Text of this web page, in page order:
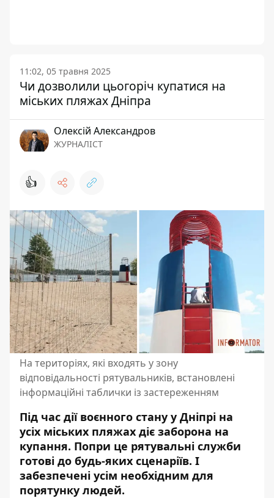
11:02, 05 травня 2025
Чи дозволили цьогоріч купатися на
міських пляжах Дніпра
Олексій Александров
ЖУРНАЛІСТ
👍
На територіях, які входять у зону
відповідальності рятувальників, встановлені
інформаційні таблички із застереженням
Під час дії воєнного стану у Дніпрі на
усіх міських пляжах діє заборона на
купання. Попри це рятувальні служби
готові до будь-яких сценаріїв. І
забезпечені усім необхідним для
порятунку людей.